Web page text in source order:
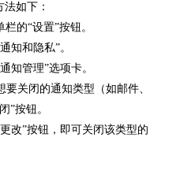
如下：
的“设置”按钮。
知和隐私”。
知管理”选项卡。
关闭的通知类型（如邮件、
”按钮。
改”按钮，即可关闭该类型的